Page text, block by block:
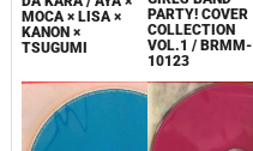
MOCA × LISA ×
KANON ×
TSUGUMI
PARTY! COVER
COLLECTION
VOL.1 / BRMM-
10123